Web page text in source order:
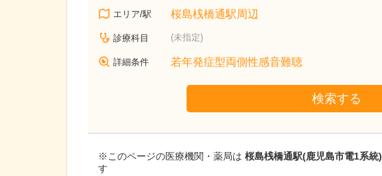
エリア/駅 桜島桟橋通駅周辺
診療科目 (未指定)
詳細条件 若年発症型両側性感音難聴
検索する
※このページの医療機関・薬局は 桜島桟橋通駅(鹿児島市電1系統)
す